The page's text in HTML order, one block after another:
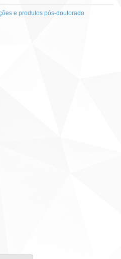
e produtos pós-doutorado